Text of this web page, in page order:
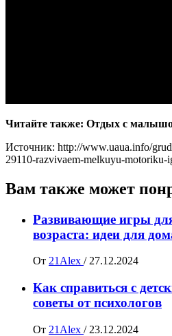
Читайте также: Отдых с
Источник: http://www.uaua.info/
29110-razvivaem-melkuyu-motoriku-
Вам также может
Развивающие игры
возраста: идеи для
От 21Alex / 27.12.2024
Как справиться с
советы от психологов
От 21Alex / 23.12.2024